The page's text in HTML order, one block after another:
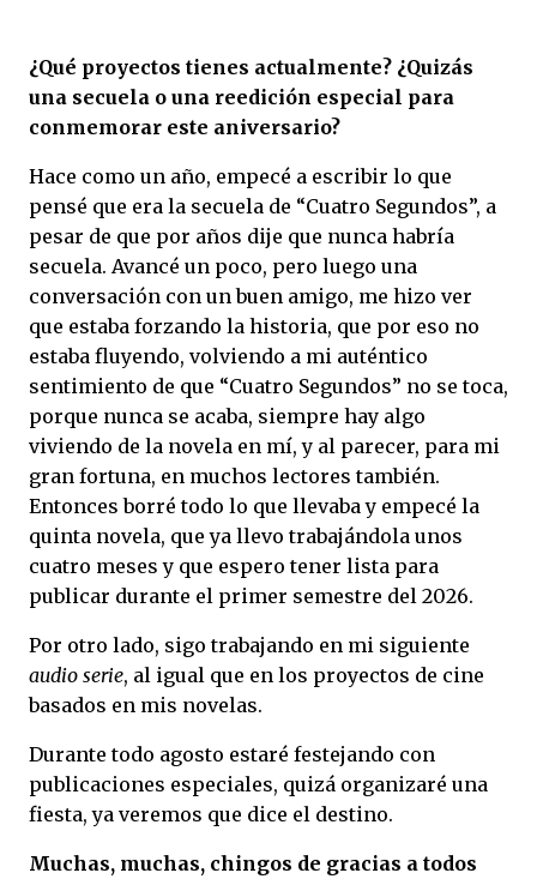
¿Qué proyectos tienes actualmente? ¿Quizás
una secuela o una reedición especial para
conmemorar este aniversario?
Hace como un año, empecé a escribir lo que
pensé que era la secuela de “Cuatro Segundos”, a
pesar de que por años dije que nunca habría
secuela. Avancé un poco, pero luego una
conversación con un buen amigo, me hizo ver
que estaba forzando la historia, que por eso no
estaba fluyendo, volviendo a mi auténtico
sentimiento de que “Cuatro Segundos” no se toca,
porque nunca se acaba, siempre hay algo
viviendo de la novela en mí, y al parecer, para mi
gran fortuna, en muchos lectores también.
Entonces borré todo lo que llevaba y empecé la
quinta novela, que ya llevo trabajándola unos
cuatro meses y que espero tener lista para
publicar durante el primer semestre del 2026.
Por otro lado, sigo trabajando en mi siguiente
audio serie, al igual que en los proyectos de cine
basados en mis novelas.
Durante todo agosto estaré festejando con
publicaciones especiales, quizá organizaré una
fiesta, ya veremos que dice el destino.
Muchas, muchas, chingos de gracias a todos